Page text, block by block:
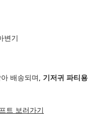
변기
배송되며, 기저귀 파티용
트 보러가기